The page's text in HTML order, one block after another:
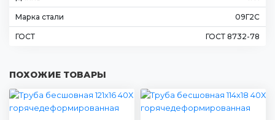
Марка стали 09Г2С
ГОСТ ГОСТ 8732-78
ПОХОЖИЕ ТОВАРЫ